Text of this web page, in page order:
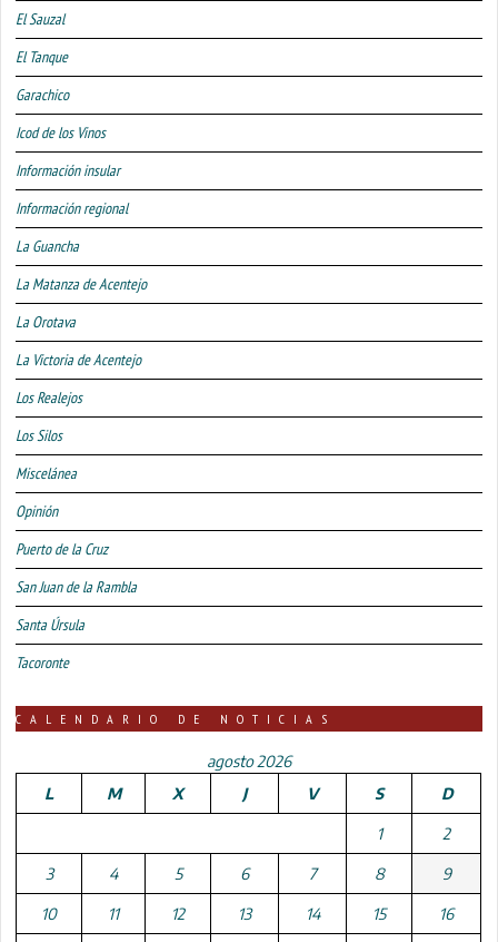
El Sauzal
El Tanque
Garachico
Icod de los Vinos
Información insular
Información regional
La Guancha
La Matanza de Acentejo
La Orotava
La Victoria de Acentejo
Los Realejos
Los Silos
Miscelánea
Opinión
Puerto de la Cruz
San Juan de la Rambla
Santa Úrsula
Tacoronte
CALENDARIO DE NOTICIAS
agosto 2026
L
M X J V S D
1 2
3 4 5 6 7 8 9
10 11 12 13 14 15 16